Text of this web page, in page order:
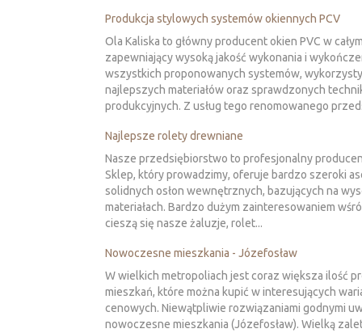
Produkcja stylowych systemów okiennych PCV
Ola Kaliska to główny producent okien PVC w
zapewniający wysoką jakość wykonania i
wszystkich proponowanych systemów,
najlepszych materiałów oraz sprawdzonych
produkcyjnych. Z usług tego renomowanego
Najlepsze rolety drewniane
Nasze przedsiębiorstwo to profesjonalny
Sklep, który prowadzimy, oferuje bardzo szeroki
solidnych osłon wewnętrznych, bazujących na
materiałach. Bardzo dużym zainteresowaniem
cieszą się nasze żaluzje, rolet...
Nowoczesne mieszkania - Józefosław
W wielkich metropoliach jest coraz większa ilość
mieszkań, które można kupić w interesujących
cenowych. Niewątpliwie rozwiązaniami godnymi
nowoczesne mieszkania (Józefosław). Wielką